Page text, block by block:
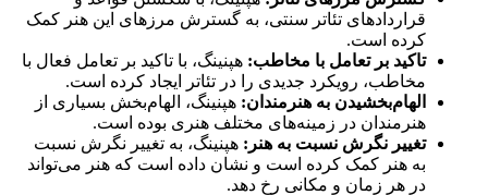
قراردادهای تئاتر سنتی، به گسترش مرزهای این هنر کمک
کرده است.
تاکید بر تعامل با مخاطب: هپنینگ، با تاکید بر تعامل فعال با
مخاطب، رویکرد جدیدی را در تئاتر ایجاد کرده است.
الهام‌بخشیدن به هنرمندان: هپنینگ، الهام‌بخش بسیاری از
هنرمندان در زمینه‌های مختلف هنری بوده است.
تغییر نگرش نسبت به هنر: هپنینگ، به تغییر نگرش نسبت
به هنر کمک کرده است و نشان داده است که هنر می‌تواند
در هر زمان و مکانی رخ دهد.